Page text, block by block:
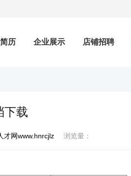
历 企业展示 店铺招聘
下载
才网www.hnrcjlz 浏览量：